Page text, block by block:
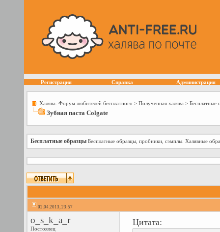
Регистрация Справка Администрация
Халява. Форум любителей бесплатного > Полученная халява > Бесплатные
Зубная паста Colgate
Бесплатные образцы Бесплатные образцы, пробники, сэмплы. Халявные
02.04.2013, 23:57
o_s_k_a_r
Постоялец
Цитата: